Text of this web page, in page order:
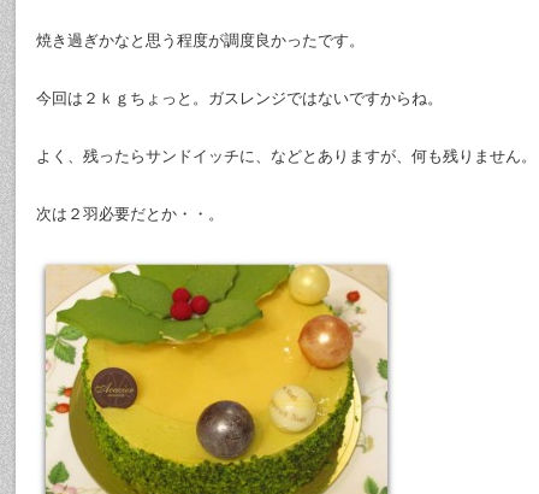
焼き過ぎかなと思う程度が調度良かったです。
今回は２ｋｇちょっと。ガスレンジではないですからね。
よく、残ったらサンドイッチに、などとありますが、何も残りません。
次は２羽必要だとか・・。